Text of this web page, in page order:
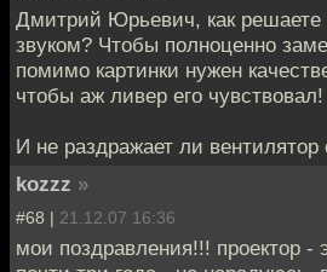
Дмитрий Юрьевич, как решаете
звуком? Чтобы полноценно
помимо картинки нужен
чтобы аж ливер его чувствовал!
И не раздражает ли
kozzz »
#68 | 21.12.07 16:36
мои поздравления!!! проектор